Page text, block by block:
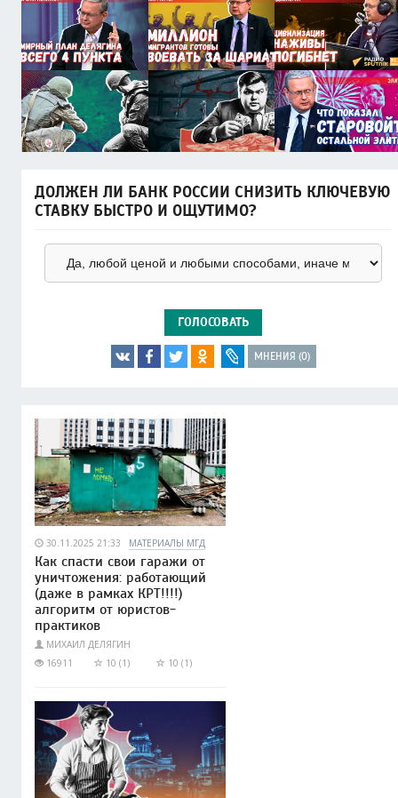
ДОЛЖЕН ЛИ БАНК РОССИИ СНИЗИТЬ КЛЮЧЕВУЮ
СТАВКУ БЫСТРО И ОЩУТИМО?
ГОЛОСОВАТЬ
МНЕНИЯ (0)
30.11.2025 21:33 МАТЕРИАЛЫ МГД
Как спасти свои гаражи от
уничтожения: работающий
(даже в рамках КРТ!!!!)
алгоритм от юристов-
практиков
МИХАИЛ ДЕЛЯГИН
16911
10 (1) 10 (1)